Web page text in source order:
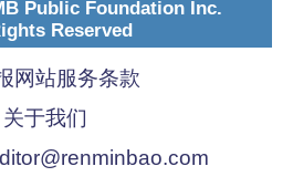
Public Foundation Inc.
Reserved
网站服务条款
关于我们